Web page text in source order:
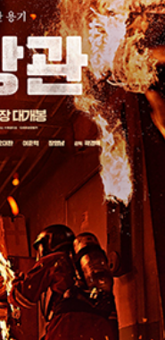
환, 이준혁, 장영남